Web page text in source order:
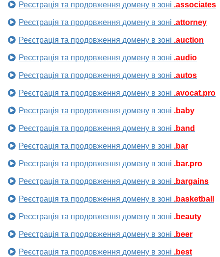
Реєстрація та продовження домену в зоні .associates
Реєстрація та продовження домену в зоні .attorney
Реєстрація та продовження домену в зоні .auction
Реєстрація та продовження домену в зоні .audio
Реєстрація та продовження домену в зоні .autos
Реєстрація та продовження домену в зоні .avocat.pro
Реєстрація та продовження домену в зоні .baby
Реєстрація та продовження домену в зоні .band
Реєстрація та продовження домену в зоні .bar
Реєстрація та продовження домену в зоні .bar.pro
Реєстрація та продовження домену в зоні .bargains
Реєстрація та продовження домену в зоні .basketball
Реєстрація та продовження домену в зоні .beauty
Реєстрація та продовження домену в зоні .beer
Реєстрація та продовження домену в зоні .best